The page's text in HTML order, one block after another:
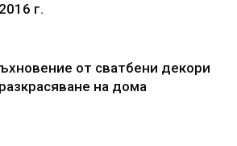
г.
от сватбени декори
на дома